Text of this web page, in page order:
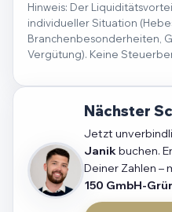
Hinweis: Der
individueller Situation
Branchenbesonderheiten,
Vergütung). Keine
Nächster
Jetzt
Janikbuchen.
Deiner Zahlen –
150 GmbH-